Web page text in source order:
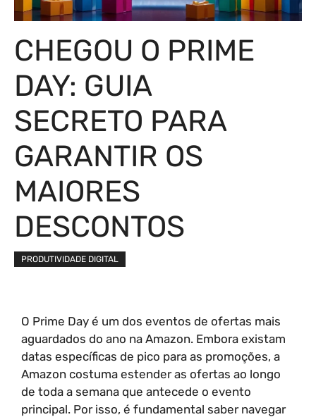
CHEGOU O PRIME
DAY: GUIA
SECRETO PARA
GARANTIR OS
MAIORES
DESCONTOS
PRODUTIVIDADE DIGITAL
O Prime Day é um dos eventos de ofertas mais
aguardados do ano na Amazon. Embora existam
datas específicas de pico para as promoções, a
Amazon costuma estender as ofertas ao longo
de toda a semana que antecede o evento
principal. Por isso, é fundamental saber navegar